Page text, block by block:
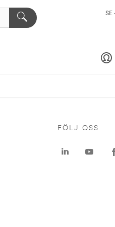
SE
FÖLJ OSS